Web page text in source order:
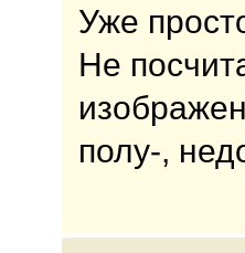
Уже
Не
полу-,